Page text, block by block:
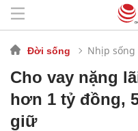
Đời sống Nhịp sống
Cho vay nặng
hơn 1 tỷ đồng,
giữ